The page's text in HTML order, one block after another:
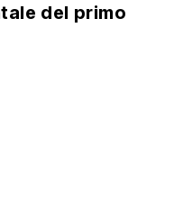
del primo